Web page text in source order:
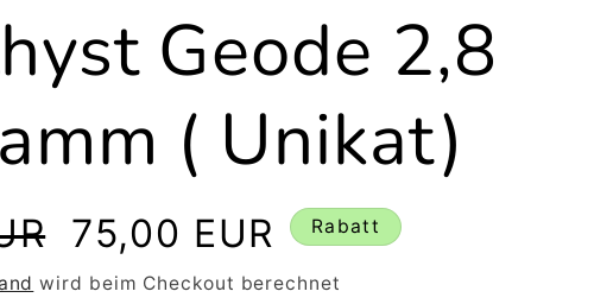
Geode 2,8
( Unikat)
Verkaufspreis
75,00 EUR Rabatt
wird beim Checkout berechnet